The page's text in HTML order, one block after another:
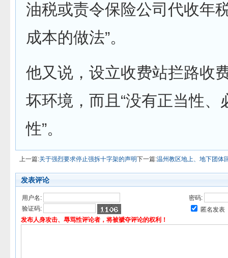
油税或责令保险公司代收年
成本的做法”。
他又说，设立收费站拦路收
坏环境，而且“没有正当性、
性”。
上一篇:关于强烈要求停止强拆十字架的声明下一篇:温州教区地上、地下团体
发表评论
用户名:
密码:
验证码:
匿名发表
发布人身攻击、辱骂性评论者，将被褫夺评论的权利！